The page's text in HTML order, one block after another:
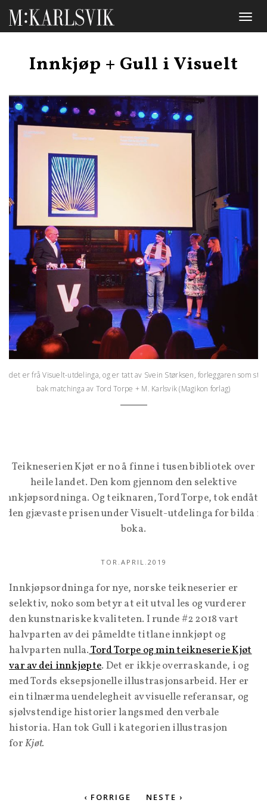
Innkjøp + Gull i Visuelt
Bildet er frå Visuelt-utdelinga, og er tatt av Svein Størksen, forleggaren som står
bak matchinga av Tord Torpe + M. Karlsvik (Magikon forlag)
Teikneserien Kjøt er no å finne i tusen bibliotek over
heile landet. Den kom gjennom den selektive
innkjøpsordninga. Og teiknaren, Tord Torpe, tok endåtil
den gjævaste prisen under Visuelt-utdelinga for bilda i
boka.
TOR.APRIL.2019
Innkjøpsordninga for nye, norske teikneserier er
selektiv, noko som betyr at eit utval les og vurderer
den kunstnariske kvaliteten. I runde #2 2018 vart
halvparten av dei påmeldte titlane innkjøpt og
halvparten nulla.Tord Torpe og min teikneserie Kjøt
var av dei innkjøpte. Det er ikkje overraskande, i og
med Tords eksepsjonelle illustrasjonsarbeid. Her er
ein tilnærma uendelegheit av visuelle referansar, og
sjølvstendige historier langsmed den verbale
historia. Han tok Gull i kategorien illustrasjon
forKjøt.
‹ FORRIGE NESTE ›